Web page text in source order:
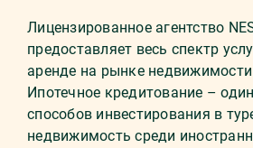
Лицензированное агентство
предоставляет весь спектр
аренде на рынке
Ипотечное кредитование –
способов инвестирования в
недвижимость среди